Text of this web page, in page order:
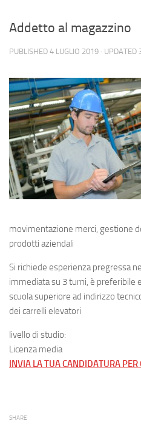
Addetto al magazzino
PUBLISHED 4 LUGLIO 2019 · UPDATED
movimentazione merci, gestione
prodotti aziendali
Si richiede esperienza pregressa
immediata su 3 turni, è preferibile
scuola superiore ad indirizzo
dei carrelli elevatori
livello di studio:
Licenza media
INVIA LA TUA CANDIDATURA PER
SHARE